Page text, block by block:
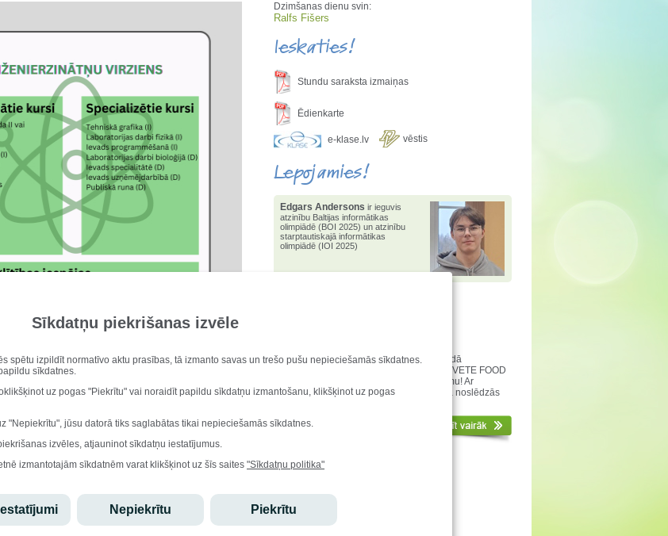
Sīkdatņu piekrišanas izvēle
spētu izpildīt normatīvo aktu prasības, tā izmanto savas un trešo pušu nepieciešamās sīkdatnes.
sīkdatnes.
uz pogas "Piekrītu" vai noraidīt papildu sīkdatņu izmantošanu, klikšķinot uz pogas
"Nepiekrītu", jūsu datorā tiks saglabātas tikai nepieciešamās sīkdatnes.
izvēles, atjauninot sīkdatņu iestatījumus.
izmantotajām sīkdatnēm varat klikšķinot uz šīs saites "Sīkdatņu politika"
Nepiekrītu Piekrītu
Dzimšanas dienu svin:
Ralfs Fišers
Ieskaties!
Stundu saraksta izmaiņas
Ēdienkarte
e-klase.lv vēstis
Lepojamies!
Edgars Andersons ir ieguvis
atzinību Baltijas informātikas
olimpiādē (BOI 2025) un atzinību
starptautiskajā informātikas
olimpiādē (IOI 2025)
Edgars Andersons 2025. gadā
ieguvis 1.pakāpi valsts
informātikas olimpiādē,1.vietu
valstī konkursā "Bebr[a]s" un
3.pakāpi matemātikas atklātajā
Novada 4. klašu skolēnu un skolotāju vārdā
vissirsnīgākais Paldies uzņēmumam TĒRVETE FOOD
par iespēju baudīt gardo Druvas saldējumu! Ar
saldējuma mielošanos Druvas vidusskolā noslēdzās